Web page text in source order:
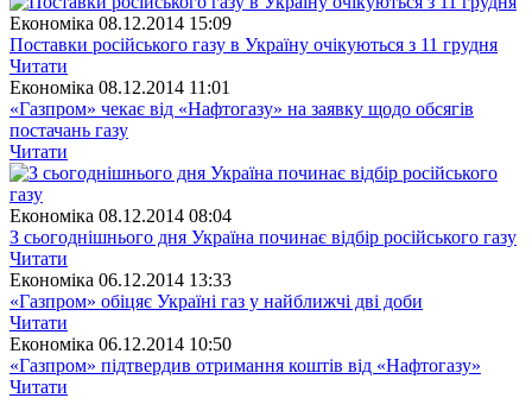
Економіка 08.12.2014 15:09
Поставки російського газу в Україну очікуються з 11 грудня
Читати
Економіка 08.12.2014 11:01
«Газпром» чекає від «Нафтогазу» на заявку щодо обсягів
постачань газу
Читати
Економіка 08.12.2014 08:04
З сьогоднішнього дня Україна починає відбір російського газу
Читати
Економіка 06.12.2014 13:33
«Газпром» обіцяє Україні газ у найближчі дві доби
Читати
Економіка 06.12.2014 10:50
«Газпром» підтвердив отримання коштів від «Нафтогазу»
Читати